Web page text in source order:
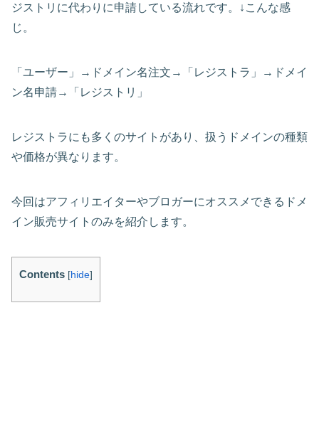
ジストリに代わりに申請している流れです。↓こんな感
じ。
「ユーザー」→ドメイン名注文→「レジストラ」→ドメイ
ン名申請→「レジストリ」
レジストラにも多くのサイトがあり、扱うドメインの種類
や価格が異なります。
今回はアフィリエイターやブロガーにオススメできるドメ
イン販売サイトのみを紹介します。
Contents [hide]